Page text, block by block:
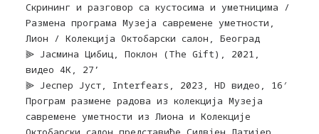
Скрининг и разговор са кустосима и уметницима /
Размена програма Музеја савремене уметности,
Лион / Колекција Октобарски салон, Београд
⫸ Јасмина Цибиц, Поклон (The Gift), 2021,
видео 4К, 27’
⫸ Јеспер Јуст, Interfears, 2023, HD видео, 16′
Програм размене радова из колекција Музеја
савремене уметности из Лиона и Колекције